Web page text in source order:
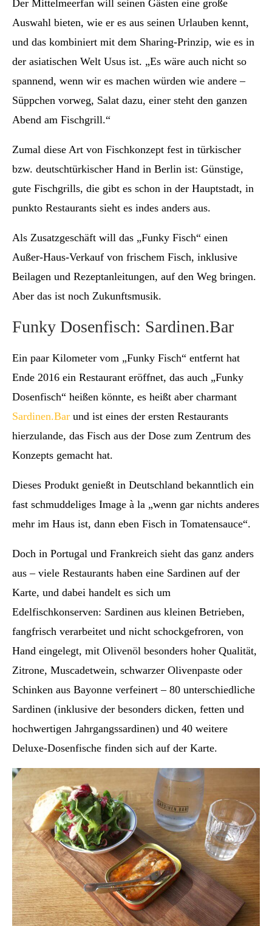
Der Mittelmeerfan will seinen Gästen eine große
Auswahl bieten, wie er es aus seinen Urlauben kennt,
und das kombiniert mit dem Sharing-Prinzip, wie es in
der asiatischen Welt Usus ist. „Es wäre auch nicht so
spannend, wenn wir es machen würden wie andere –
Süppchen vorweg, Salat dazu, einer steht den ganzen
Abend am Fischgrill.“
Zumal diese Art von Fischkonzept fest in türkischer
bzw. deutschtürkischer Hand in Berlin ist: Günstige,
gute Fischgrills, die gibt es schon in der Hauptstadt, in
punkto Restaurants sieht es indes anders aus.
Als Zusatzgeschäft will das „Funky Fisch“ einen
Außer-Haus-Verkauf von frischem Fisch, inklusive
Beilagen und Rezeptanleitungen, auf den Weg bringen.
Aber das ist noch Zukunftsmusik.
Funky Dosenfisch: Sardinen.Bar
Ein paar Kilometer vom „Funky Fisch“ entfernt hat
Ende 2016 ein Restaurant eröffnet, das auch „Funky
Dosenfisch“ heißen könnte, es heißt aber charmant
Sardinen.Bar und ist eines der ersten Restaurants
hierzulande, das Fisch aus der Dose zum Zentrum des
Konzepts gemacht hat.
Dieses Produkt genießt in Deutschland bekanntlich ein
fast schmuddeliges Image à la „wenn gar nichts anderes
mehr im Haus ist, dann eben Fisch in Tomatensauce“.
Doch in Portugal und Frankreich sieht das ganz anders
aus – viele Restaurants haben eine Sardinen auf der
Karte, und dabei handelt es sich um
Edelfischkonserven: Sardinen aus kleinen Betrieben,
fangfrisch verarbeitet und nicht schockgefroren, von
Hand eingelegt, mit Olivenöl besonders hoher Qualität,
Zitrone, Muscadetwein, schwarzer Olivenpaste oder
Schinken aus Bayonne verfeinert – 80 unterschiedliche
Sardinen (inklusive der besonders dicken, fetten und
hochwertigen Jahrgangssardinen) und 40 weitere
Deluxe-Dosenfische finden sich auf der Karte.